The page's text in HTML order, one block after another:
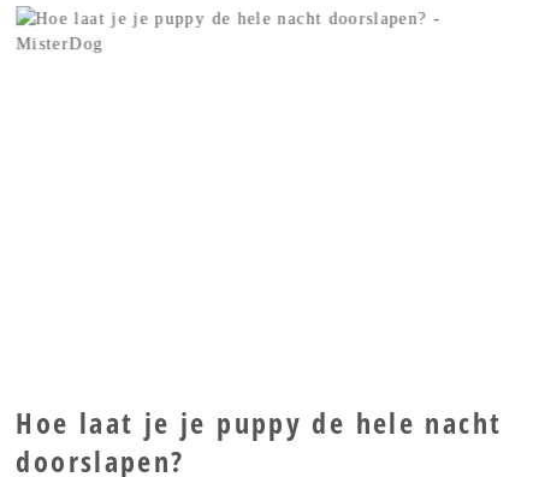
Hoe laat je je puppy de hele nacht
doorslapen?